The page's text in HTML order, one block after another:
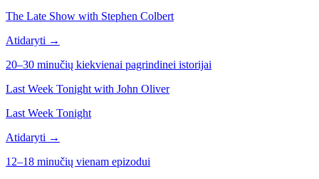
The Late Show with Stephen Colbert
Atidaryti →
20–30 minučių kiekvienai pagrindinei istorijai
Last Week Tonight with John Oliver
Last Week Tonight
Atidaryti →
12–18 minučių vienam epizodui